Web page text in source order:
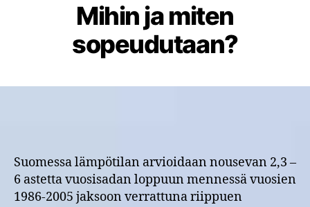
Mihin ja miten
sopeudutaan?
Suomessa lämpötilan arvioidaan nousevan 2,3 –
6 astetta vuosisadan loppuun mennessä vuosien
1986-2005 jaksoon verrattuna riippuen